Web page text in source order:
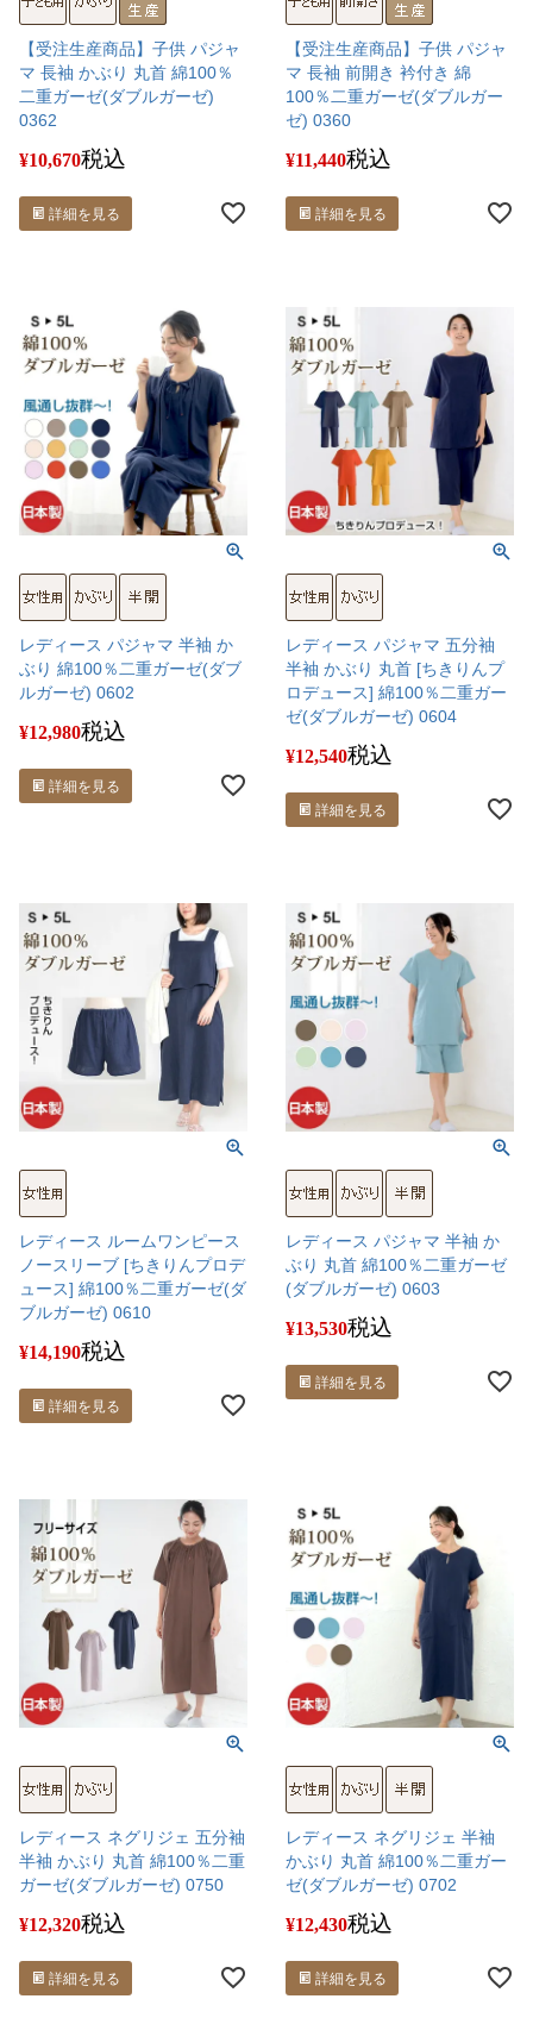
【受注生産商品】子供 パジャ
マ 長袖 かぶり 丸首 綿100％
二重ガーゼ(ダブルガーゼ)
0362
¥10,670税込
詳細を見る
【受注生産商品】子供 パジャ
マ 長袖 前開き 衿付き 綿
100％二重ガーゼ(ダブルガー
ゼ) 0360
¥11,440税込
詳細を見る
レディース パジャマ 半袖 か
ぶり 綿100％二重ガーゼ(ダブ
ルガーゼ) 0602
¥12,980税込
詳細を見る
レディース パジャマ 五分袖
半袖 かぶり 丸首 [ちきりんプ
ロデュース] 綿100％二重ガー
ゼ(ダブルガーゼ) 0604
¥12,540税込
詳細を見る
レディース ルームワンピース
ノースリーブ [ちきりんプロデ
ュース] 綿100％二重ガーゼ(ダ
ブルガーゼ) 0610
¥14,190税込
詳細を見る
レディース パジャマ 半袖 か
ぶり 丸首 綿100％二重ガーゼ
(ダブルガーゼ) 0603
¥13,530税込
詳細を見る
レディース ネグリジェ 五分袖
半袖 かぶり 丸首 綿100％二重
ガーゼ(ダブルガーゼ) 0750
¥12,320税込
詳細を見る
レディース ネグリジェ 半袖
かぶり 丸首 綿100％二重ガー
ゼ(ダブルガーゼ) 0702
¥12,430税込
詳細を見る